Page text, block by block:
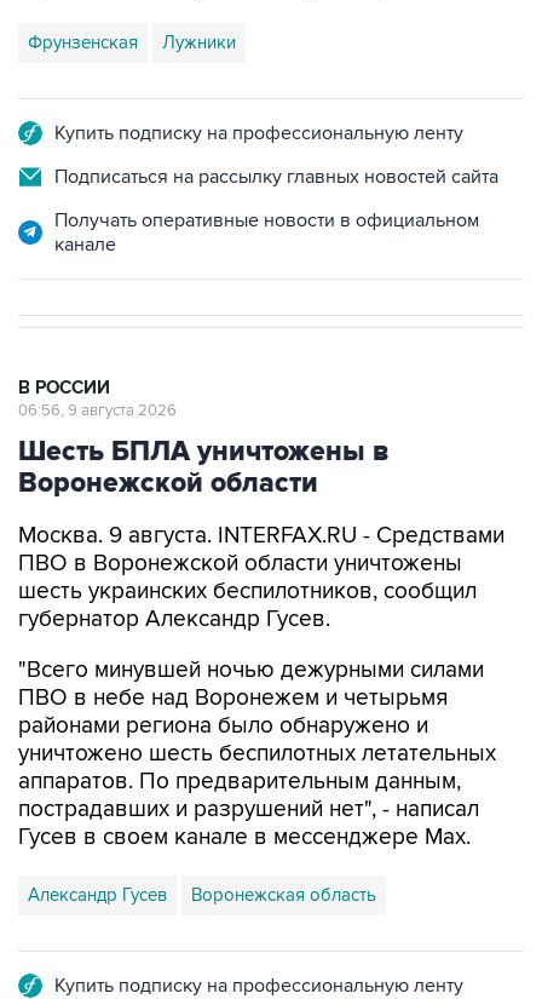
Фрунзенская Лужники
Купить подписку на профессиональную ленту
Подписаться на рассылку главных новостей сайта
Получать оперативные новости в официальном
канале
В РОССИИ
06:56, 9 августа 2026
Шесть БПЛА уничтожены в
Воронежской области
Москва. 9 августа. INTERFAX.RU - Средствами
ПВО в Воронежской области уничтожены
шесть украинских беспилотников, сообщил
губернатор Александр Гусев.
"Всего минувшей ночью дежурными силами
ПВО в небе над Воронежем и четырьмя
районами региона было обнаружено и
уничтожено шесть беспилотных летательных
аппаратов. По предварительным данным,
пострадавших и разрушений нет", - написал
Гусев в своем канале в мессенджере Max.
Александр Гусев Воронежская область
Купить подписку на профессиональную ленту